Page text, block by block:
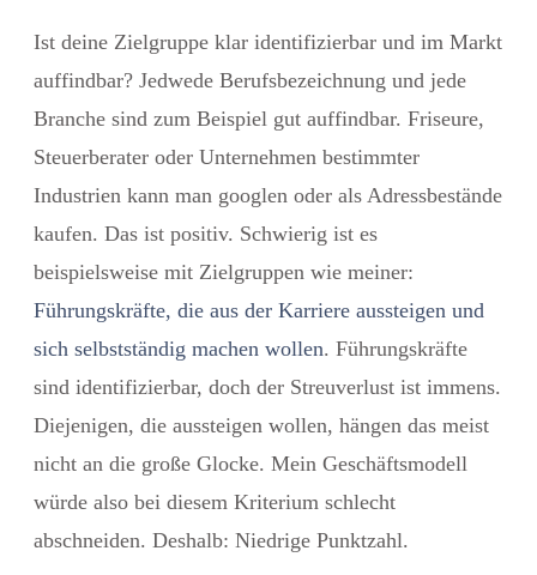
Ist deine Zielgruppe klar identifizierbar und im Markt
auffindbar? Jedwede Berufsbezeichnung und jede
Branche sind zum Beispiel gut auffindbar. Friseure,
Steuerberater oder Unternehmen bestimmter
Industrien kann man googlen oder als Adressbestände
kaufen. Das ist positiv. Schwierig ist es
beispielsweise mit Zielgruppen wie meiner:
Führungskräfte, die aus der Karriere aussteigen und
sich selbstständig machen wollen. Führungskräfte
sind identifizierbar, doch der Streuverlust ist immens.
Diejenigen, die aussteigen wollen, hängen das meist
nicht an die große Glocke. Mein Geschäftsmodell
würde also bei diesem Kriterium schlecht
abschneiden. Deshalb: Niedrige Punktzahl.